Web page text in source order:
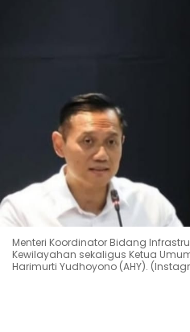
Menteri Koordinator Bidang
Kewilayahan sekaligus Ketua
Harimurti Yudhoyono (AHY).